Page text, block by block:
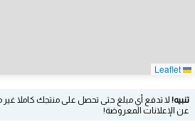
تنبيه! لا تدفع أي مبلغ حتى تحصل على منتجك كاملا
عن الإعلانات المعروضة!